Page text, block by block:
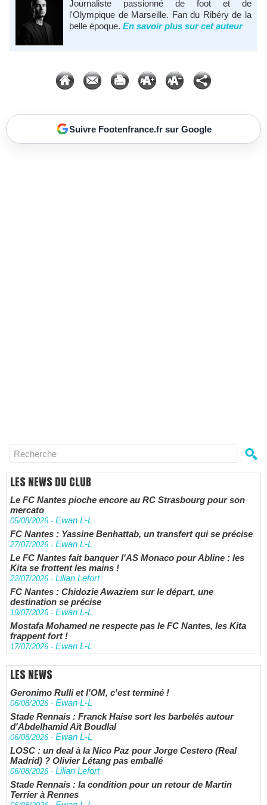
Journaliste passionné de foot et de
l'Olympique de Marseille. Fan du Ribéry de la
belle époque. En savoir plus sur cet auteur
Suivre Footenfrance.fr sur Google
LES NEWS DU CLUB
Le FC Nantes pioche encore au RC Strasbourg pour son
mercato
05/08/2026 - Ewan L-L
FC Nantes : Yassine Benhattab, un transfert qui se précise
27/07/2026 - Ewan L-L
Le FC Nantes fait banquer l'AS Monaco pour Abline : les
Kita se frottent les mains !
22/07/2026 - Lilian Lefort
FC Nantes : Chidozie Awaziem sur le départ, une
destination se précise
19/07/2026 - Ewan L-L
Mostafa Mohamed ne respecte pas le FC Nantes, les Kita
frappent fort !
17/07/2026 - Ewan L-L
LES NEWS
Geronimo Rulli et l'OM, c'est terminé !
06/08/2026 - Ewan L-L
Stade Rennais : Franck Haise sort les barbelés autour
d'Abdelhamid Aït Boudlal
06/08/2026 - Ewan L-L
LOSC : un deal à la Nico Paz pour Jorge Cestero (Real
Madrid) ? Olivier Létang pas emballé
06/08/2026 - Lilian Lefort
Stade Rennais : la condition pour un retour de Martin
Terrier à Rennes